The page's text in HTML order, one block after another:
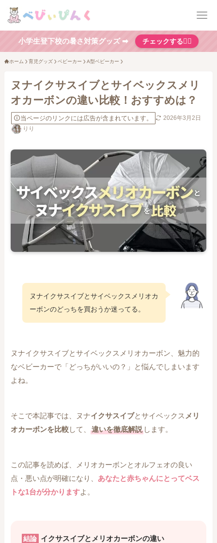
小学生登下校の暑さ対策グッズ ➡ チェックする👆🏻
ホーム 育児グッズ ベビーカー A型ベビーカー
ヌナイクサスイブとサイベックスメリ
オカーボンの違い比較！おすすめは？
当ページのリンクには広告が含まれています。
2026年3月2日
りり
ヌナイクサスイブとサイベックスメリオカ
ーボンのどっちを買おうか迷ってる。
ヌナイクサスイブとサイベックスメリオカーボン、魅力的
なベビーカーで「どっちがいいの？」と悩んでしまいます
よね。
そこで本記事では、ヌナイクサスイブとサイベックスメリ
オカーボンを比較して、違いを徹底解説 します。
この記事を読めば、メリオカーボンとオルフェオの良い
点・悪い点が明確になり、 あなたと赤ちゃんにとってベス
トな1台が分かりますよ。
結論 イクサスイブとメリオカーボンの違い